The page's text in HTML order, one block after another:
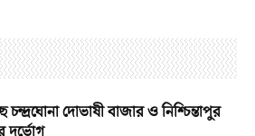
চন্দ্রঘোনা দোভাষী বাজার ও নিশ্চিন্তাপুর